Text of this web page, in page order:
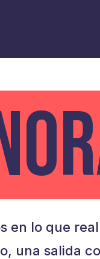
en lo que
una salida